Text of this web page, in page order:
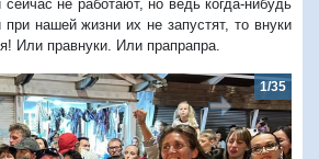
не работают, но ведь когда-нибудь
нашей жизни их не запустят, то внуки
Или правнуки. Или прапрапра.